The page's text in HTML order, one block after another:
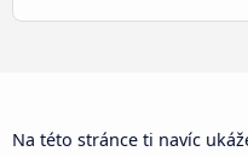
Na této stránce ti navíc